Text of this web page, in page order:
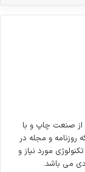
از صنعت چاپ و با
روزنامه و مجله در
مورد نیاز و
می باشد.